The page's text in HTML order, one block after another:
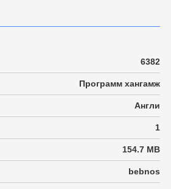
6382
Программ хангамж
Англи
1
154.7 MB
bebnos